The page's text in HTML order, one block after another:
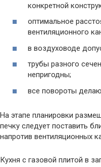
конкретной
оптимальное
вентиляционного
в воздуховоде
трубы разного
непригодны;
все повороты
На этапе планировки
печку следует поставить
напротив вентиляционных
Кухня с газовой плитой в